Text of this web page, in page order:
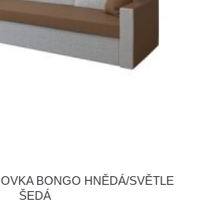
BONGO HNĚDÁ/SVĚTLE
ŠEDÁ